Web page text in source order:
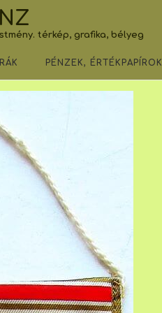
térkép, grafika, bélyeg
PÉNZEK, ÉRTÉKPAPÍROK